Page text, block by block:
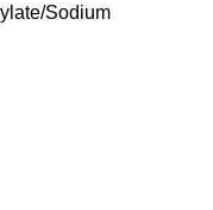
Sodium